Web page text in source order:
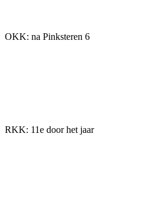
OKK: na Pinksteren 6
RKK: 11e door het jaar